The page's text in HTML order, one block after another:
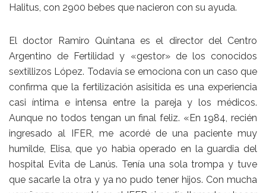
Halitus, con 2900 bebes que nacieron con su ayuda.
El doctor Ramiro Quintana es el director del Centro
Argentino de Fertilidad y «gestor» de los conocidos
sextillizos López. Todavía se emociona con un caso que
confirma que la fertilización asisitida es una experiencia
casi íntima e intensa entre la pareja y los médicos.
Aunque no todos tengan un final feliz. «En 1984, recién
ingresado al IFER, me acordé de una paciente muy
humilde, Elisa, que yo habìa operado en la guardia del
hospital Evita de Lanús. Tenía una sola trompa y tuve
que sacarle la otra y ya no pudo tener hijos. Con mucha